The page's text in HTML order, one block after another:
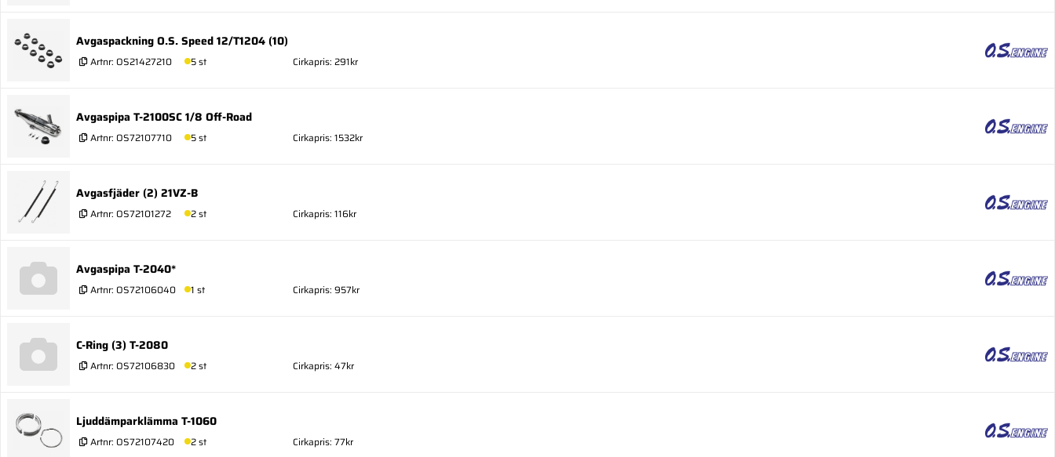
Avgaspackning O.S. Speed 12/T1204 (10)
Artnr: OS21427210 5 st Cirkapris: 291kr
Avgaspipa T-2100SC 1/8 Off-Road
Artnr: OS72107710 5 st Cirkapris: 1532kr
Avgasfjäder (2) 21VZ-B
Artnr: OS72101272 2 st Cirkapris: 116kr
Avgaspipa T-2040*
Artnr: OS72106040 1 st Cirkapris: 957kr
C-Ring (3) T-2080
Artnr: OS72106830 2 st Cirkapris: 47kr
Ljuddämparklämma T-1060
Artnr: OS72107420 2 st Cirkapris: 77kr